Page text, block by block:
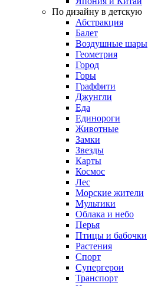
По дизайну в детскую
Абстракция
Балет
Воздушные шары
Геометрия
Город
Горы
Граффити
Джунгли
Еда
Единороги
Животные
Замки
Звезды
Карты
Космос
Лес
Морские жители
Мультики
Облака и небо
Перья
Птицы и бабочки
Растения
Спорт
Супергерои
Транспорт